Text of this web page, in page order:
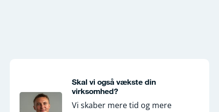
Skal vi også vækste din
virksomhed?
Vi skaber mere tid og mere